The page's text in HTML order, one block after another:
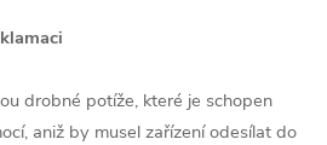
drobné potíže, které je schopen
aniž by musel zařízení odesílat do